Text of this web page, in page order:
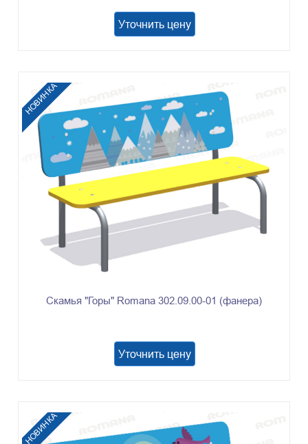
Уточнить цену
НОВИНКА
Уточнить цену
Скамья "Горы" Romana 302.09.00-01 (фанера)
НОВИНКА